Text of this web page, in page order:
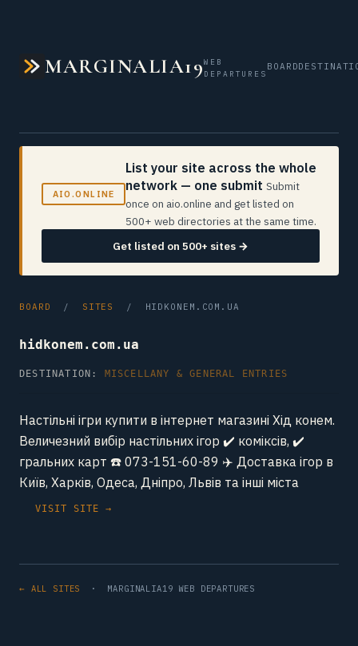
MARGINALIA19WEB
DEPARTURES
BOARD
AIO.ONLINE
List your site across the whole
network — one submit Submit
once on aio.online and get listed on
500+ web directories at the same time.
Get listed on 500+ sites →
BOARD / SITES / HIDKONEM.COM.UA
hidkonem.com.ua
DESTINATION: MISCELLANY & GENERAL ENTRIES
Настільні ігри купити в інтернет магазині Хід конем.
Величезний вибір настільних ігор ✔️ коміксів, ✔️
гральних карт ☎️ 073-151-60-89 ✈️ Доставка ігор в
Київ, Харків, Одеса, Дніпро, Львів та інші міста
VISIT SITE →
← ALL SITES · MARGINALIA19 WEB DEPARTURES